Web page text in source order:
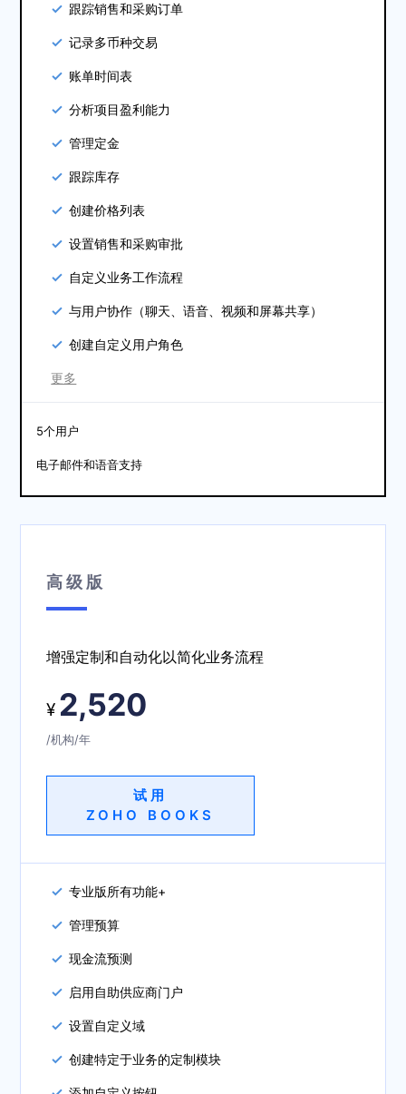
跟踪销售和采购订单
记录多币种交易
账单时间表
分析项目盈利能力
管理定金
跟踪库存
创建价格列表
设置销售和采购审批
自定义业务工作流程
与用户协作（聊天、语音、视频和屏幕共享）
创建自定义用户角色
更多
5个用户
电子邮件和语音支持
高级版
增强定制和自动化以简化业务流程
¥ 2,520
/机构/年
试用
ZOHO BOOKS
专业版所有功能+
管理预算
现金流预测
启用自助供应商门户
设置自定义域
创建特定于业务的定制模块